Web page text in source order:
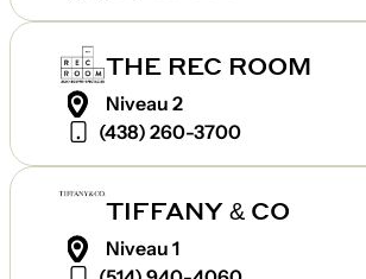
THE REC ROOM
Niveau 2
(438) 260-3700
TIFFANY & CO
Niveau 1